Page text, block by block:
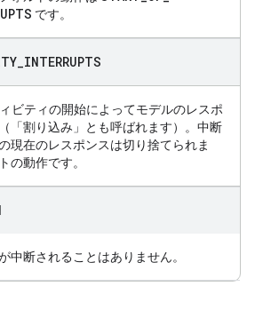
です。
INTERRUPTS
ビティの開始によってモデルのレスポ
「割り込み」とも呼ばれます）。中断
現在のレスポンスは切り捨てられま
の動作です。
中断されることはありません。